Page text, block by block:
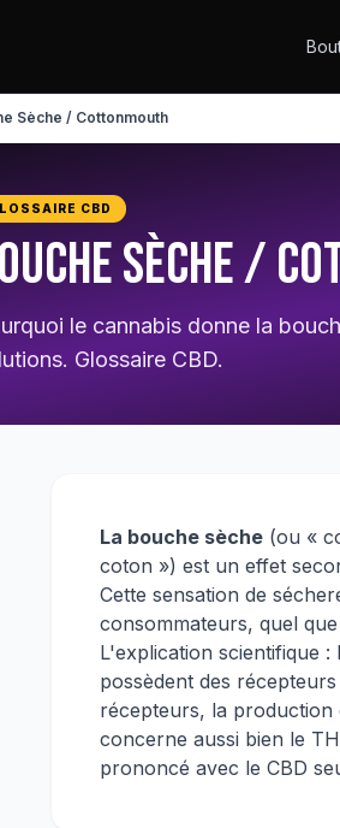
Sèche / Cottonmouth
CBD
Sèche /
le cannabis donne la
Glossaire CBD.
La bouche sèche (ou «
coton ») est un effet
Cette sensation de
consommateurs, quel
L'explication scientifique :
possèdent des
récepteurs, la production
concerne aussi bien le
prononcé avec le CBD